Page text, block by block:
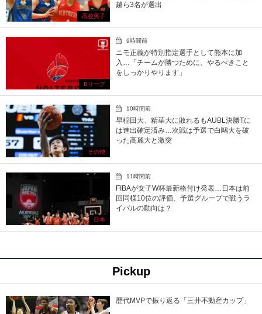
高校男子
越ら3名が選出
Bリーグ
9時間前
ニモ正義が特別指定選手として熊本に加
入…「チームが勝つために、やるべきこと
をしっかりやります」
その他
10時間前
早稲田大、精華大に敗れるもAUBL決勝Tに
は進出確定済み…次戦は予選で白鷗大を破
った高麗大と激突
日本
11時間前
FIBAが女子W杯最新格付け発表…日本は前
回同様10位の評価、予選グループで戦うラ
イバルの動向は？
Pickup
歴代MVPで振り返る「三井不動産カップ」